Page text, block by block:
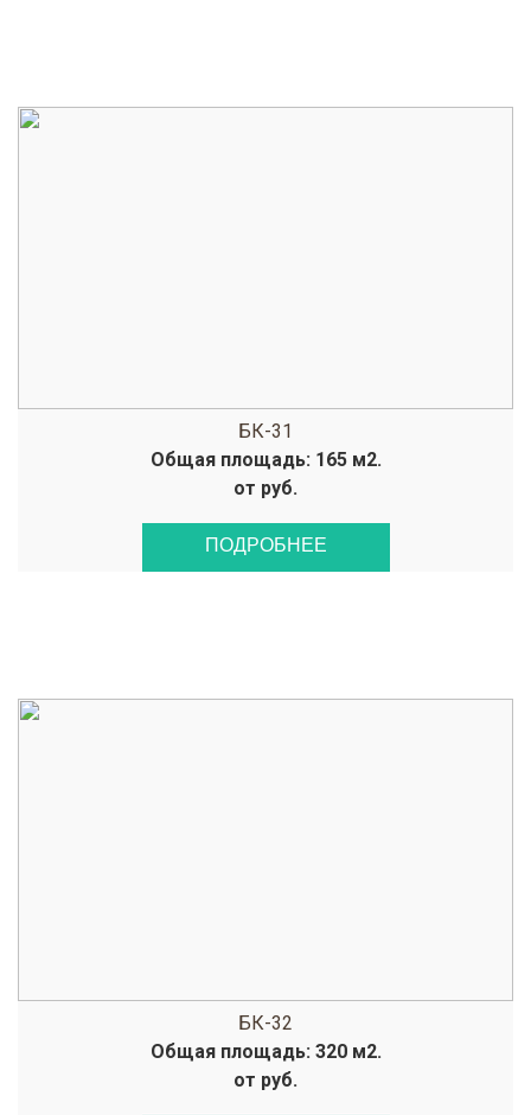
БК-31
Общая площадь: 165 м2.
от руб.
ПОДРОБНЕЕ
БК-32
Общая площадь: 320 м2.
от руб.